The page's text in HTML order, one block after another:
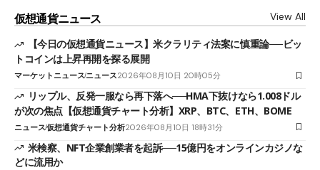
仮想通貨ニュース View All
【今日の仮想通貨ニュース】米クラリティ法案に慎重論──ビッ
トコインは上昇再開を探る展開
マーケットニュースニュース2026年08月10日 20時05分
リップル、反発一服なら再下落へ──HMA下抜けなら1.008ドル
が次の焦点【仮想通貨チャート分析】XRP、BTC、ETH、BOME
ニュース仮想通貨チャート分析2026年08月10日 18時31分
米検察、NFT企業創業者を起訴──15億円をオンラインカジノな
どに流用か